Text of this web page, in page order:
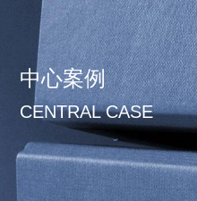
中心案例
CENTRAL CASE